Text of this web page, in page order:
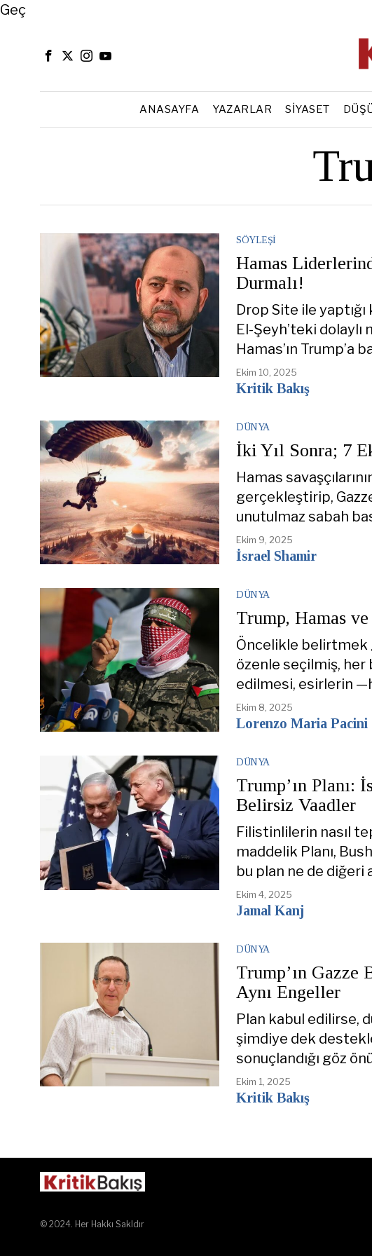
Close
Geç
ANASAYFA YAZARLAR SIYASET
SÖYLEŞI
Hamas
Durmalı!
Drop Site ile
El-Şeyh’teki
Hamas’ın Trump’a
Ekim 10, 2025
Kritik Bakış
DÜNYA
İki Yıl Sonra; 7
Hamas
gerçekleştirip,
unutulmaz sabah
Ekim 9, 2025
İsrael Shamir
DÜNYA
Trump, Hamas
Öncelikle belirtmek
özenle seçilmiş,
edilmesi, esirlerin
Ekim 8, 2025
Lorenzo Maria Pacini
DÜNYA
Trump’ın Planı:
Belirsiz Vaadler
Filistinlilerin nasıl
maddelik Planı,
bu plan ne de diğeri
Ekim 4, 2025
Jamal Kanj
DÜNYA
Trump’ın Gazze
Aynı Engeller
Plan kabul edilirse,
şimdiye dek
sonuçlandığı göz
Ekim 1, 2025
Kritik Bakış
© 2024. Her Hakkı Sakldır